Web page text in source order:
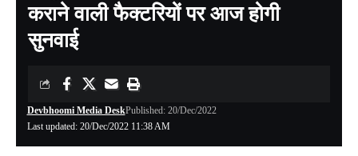
कराने वाली फैक्टरियों पर आज होगी
सुनवाई
Last updated: 20/Dec/2022 11:38 AM
Devbhoomi Media DeskPublished: 20/Dec/2022